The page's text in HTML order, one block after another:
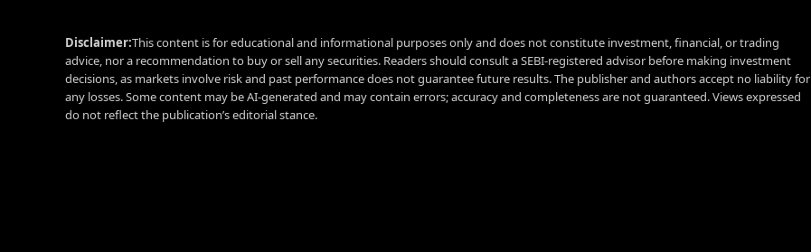
Disclaimer:This content is for educational and informational purposes only and does not constitute investment, financial, or trading
advice, nor a recommendation to buy or sell any securities. Readers should consult a SEBI-registered advisor before making investment
decisions, as markets involve risk and past performance does not guarantee future results. The publisher and authors accept no liability for
any losses. Some content may be AI-generated and may contain errors; accuracy and completeness are not guaranteed. Views expressed
do not reflect the publication’s editorial stance.